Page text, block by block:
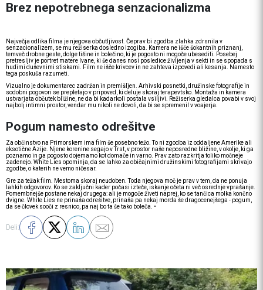
Brez nepotrebnega senzacionalizma
Največja odlika filma je njegova občutljivost. Čeprav bi zgodba zlahka zdrsnila v
senzacionalizem, se mu režiserka dosledno izogiba. Kamera ne išče šokantnih priznanj,
temveč drobne geste, dolge tišine in bolečino, ki je pogosto ni mogoče ubesediti. Posebej
pretresljiv je portret matere Ivane, ki še danes nosi posledice življenja v sekti in se spopada s
hudimi duševnimi stiskami. Film ne išče krivcev in ne zahteva izpovedi ali kesanja. Namesto
tega poskuša razumeti.
Vizualno je dokumentarec zadržan in premišljen. Arhivski posnetki, družinske fotografije in
sodobni pogovori se prepletajo v pripoved, ki deluje skoraj terapevtsko. Montaža in kamera
ustvarjata občutek bližine, ne da bi kadarkoli postala vsiljivi. Režiserka gledalca povabi v svoj
najbolj intimni prostor, vendar mu nikoli ne dovoli, da bi se spremenil v voajerja.
Pogum namesto odrešitve
Za občinstvo na Primorskem ima film še posebno težo. To ni zgodba iz oddaljene Amerike ali
eksotične Azije. Njene korenine segajo v Trst, v prostor naše neposredne bližine, v okolje, ki ga
poznamo in ga pogosto dojemamo kot domače in varno. Prav zato razkritja toliko močneje
zadenejo. White Lies opominja, da se lahko za običajnimi družinskimi fotografijami skrivajo
zgodbe, o katerih ne vemo ničesar.
Gre za težak film. Mestoma skoraj neudoben. Toda njegova moč je prav v tem, da ne ponuja
lahkih odgovorov. Ko se zaključni kader počasi izteče, iskanje očeta ni več osrednje vprašanje.
Pomembnejše postane nekaj drugega: ali je mogoče živeti naprej, ko se tančica molka končno
dvigne. White Lies ne prinaša odrešitve, prinaša pa nekaj morda še dragocenejšega - pogum,
da se človek sooči z resnico, pa naj bo ta še tako boleča. •
Deli: